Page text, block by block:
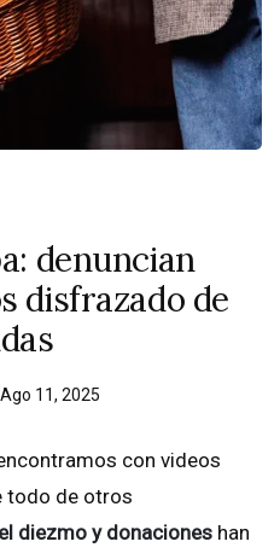
denuncian
disfrazado de
Ago 11, 2025
con videos
todo de otros
diezmo y donaciones han